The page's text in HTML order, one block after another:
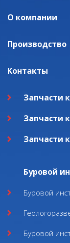
О компании
Производство
Контакты
Запчасти
Запчасти
Запчасти
Буровой
Буровой
Буровой